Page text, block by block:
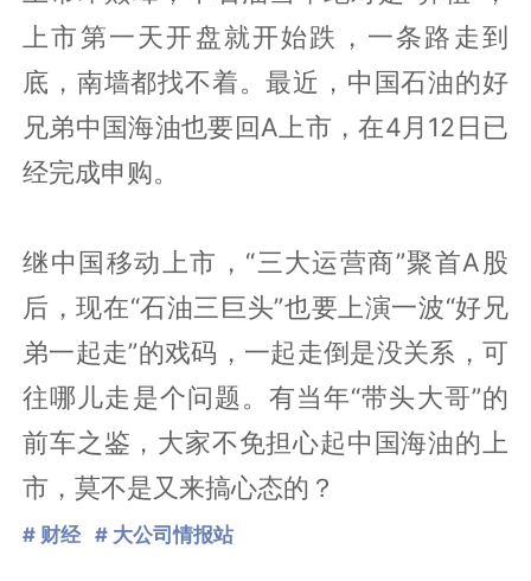
上市第一天开盘就开始跌，一条路走到
底，南墙都找不着。最近，中国石油的好
兄弟中国海油也要回A上市，在4月12日已
经完成申购。
继中国移动上市，“三大运营商”聚首A股
后，现在“石油三巨头”也要上演一波“好兄
弟一起走”的戏码，一起走倒是没关系，可
往哪儿走是个问题。有当年“带头大哥”的
前车之鉴，大家不免担心起中国海油的上
市，莫不是又来搞心态的？
# 财经 # 大公司情报站